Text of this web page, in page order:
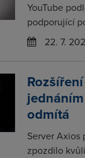
YouTube
podporující
22. 7.
odmítá
Server Axios
zpozdilo